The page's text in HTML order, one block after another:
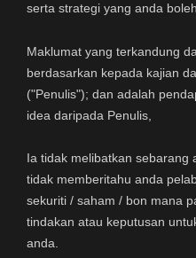
serta strategi yang anda
Maklumat yang terkandung
berdasarkan kepada kajian
("Penulis"); dan adalah
idea daripada Penulis,
Ia tidak melibatkan sebarang
tidak memberitahu anda
sekuriti / saham / bon mana
tindakan atau keputusan
anda.